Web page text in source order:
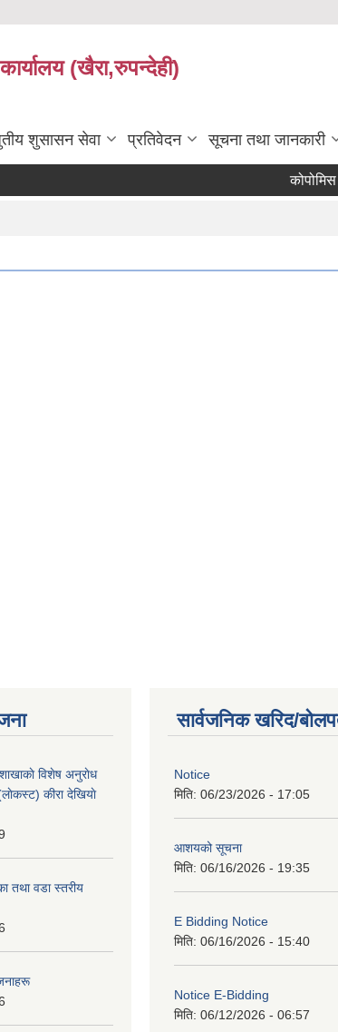
कार्यालय (खैरा,रुपन्देही)
शुसासन सेवा प्रतिवेदन सूचना तथा जानकारी
कोपोमिस
विशेष अनुराेध
कीरा देखियाे
तथा वडा स्तरीय
सार्वजनिक खरिद/
Notice
मिति: 06/23/2026 - 17:05
आशयको सूचना
मिति: 06/16/2026 - 19:35
E Bidding Notice
मिति: 06/16/2026 - 15:40
Notice E-Bidding
मिति: 06/12/2026 - 06:57